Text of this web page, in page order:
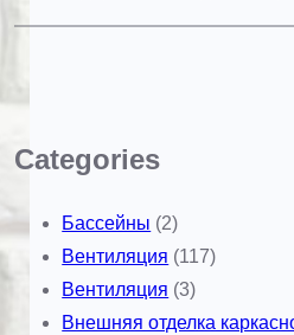
Categories
Бассейны (2)
Вентиляция (117)
Вентиляция (3)
Внешняя отделка